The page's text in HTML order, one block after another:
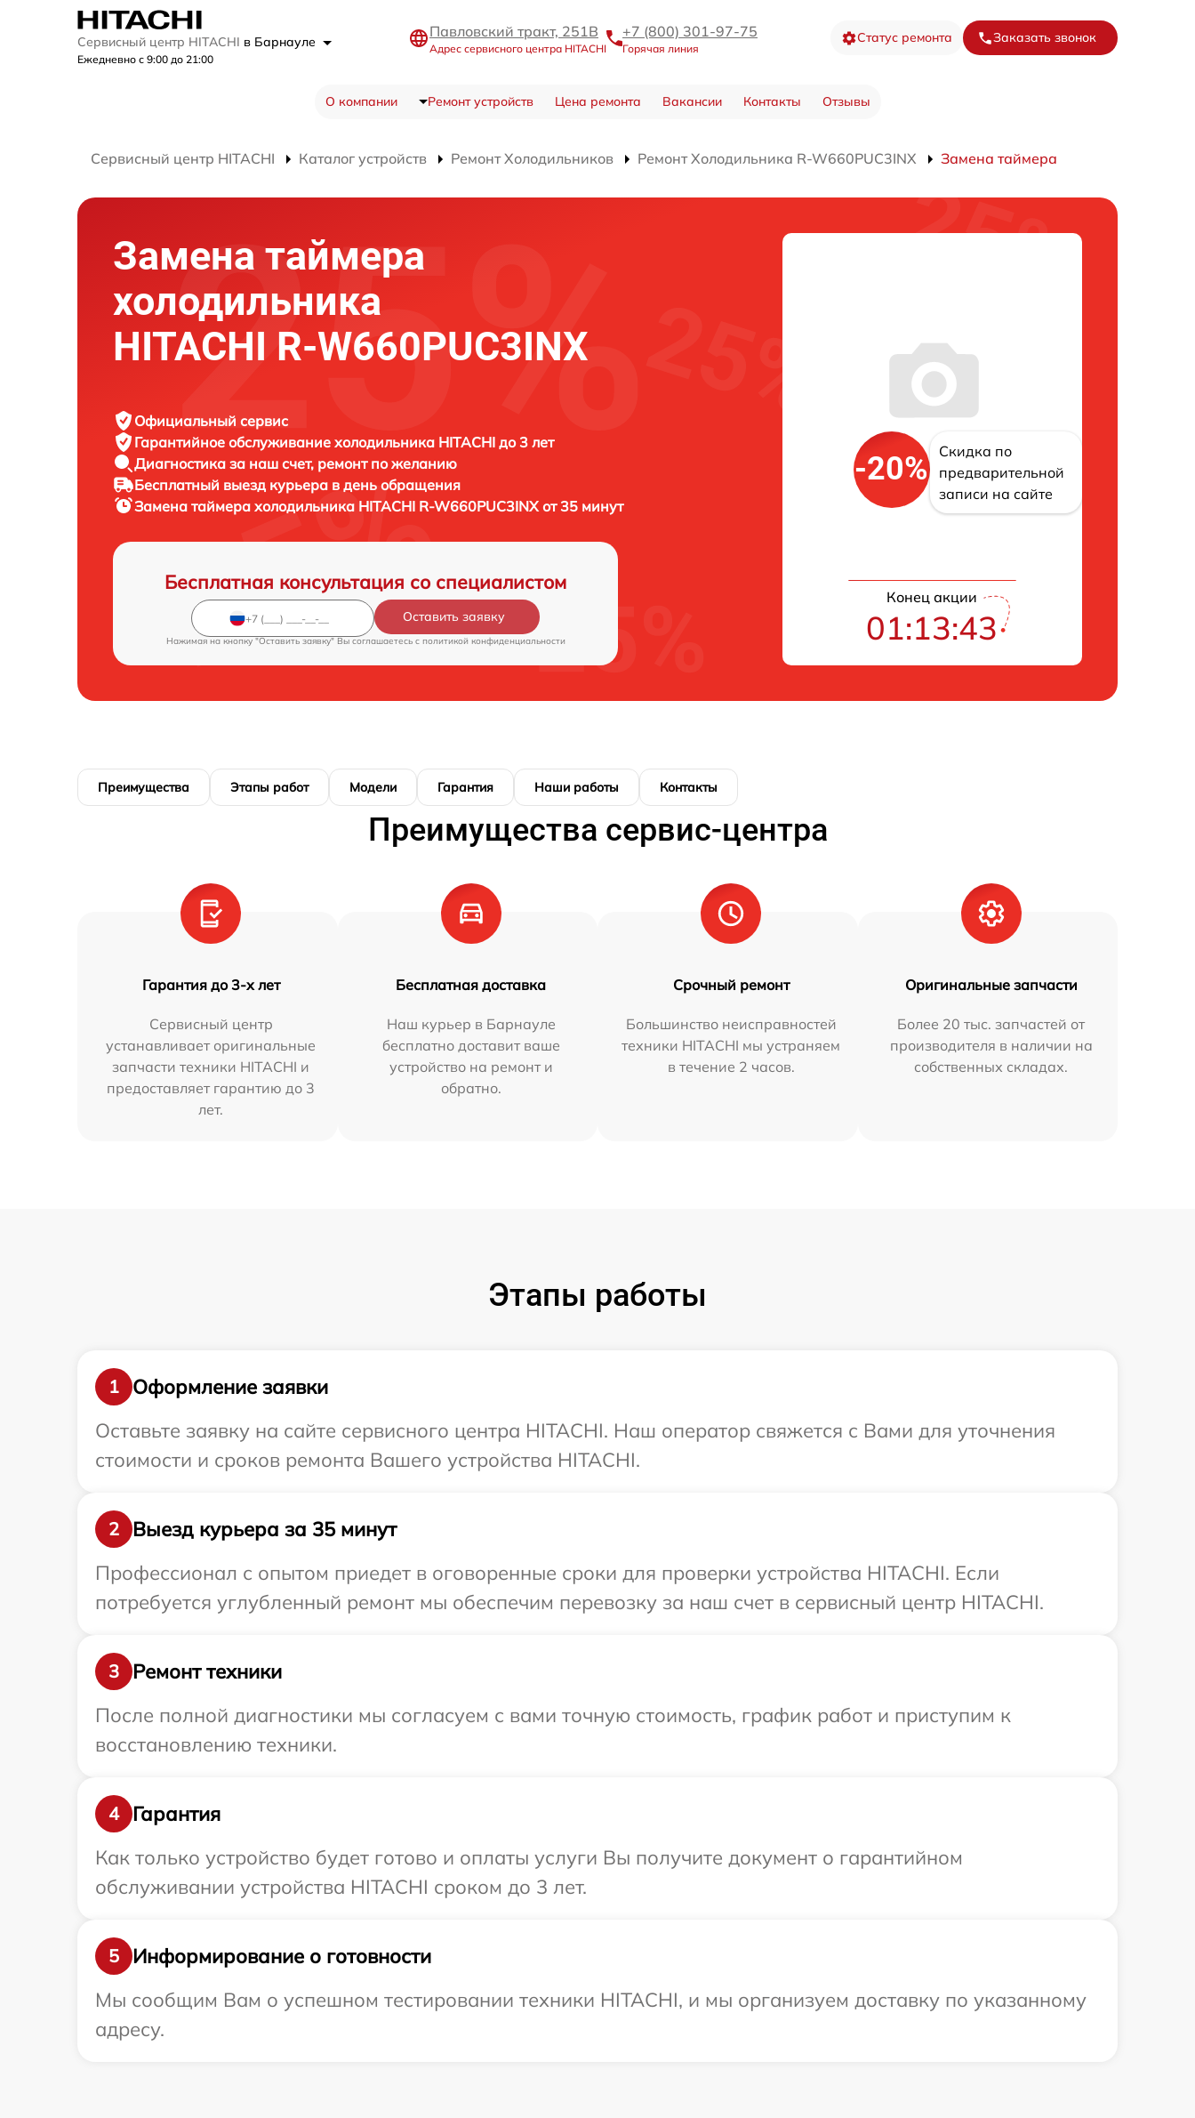
Сервисный центр HITACHI в Барнауле
Ежедневно с 9:00 до 21:00
Павловский тракт, 251В
Адрес сервисного центра HITACHI
+7 (800) 301-97-75
Горячая линия
Статус ремонта Заказать звонок
О компании Ремонт устройств Цена ремонта Вакансии Контакты Отзывы
Сервисный центр HITACHI Каталог устройств Ремонт Холодильников Ремонт Холодильника R-W660PUC3INX Замена таймера
Замена таймера
холодильника
HITACHI R-W660PUC3INX
Официальный сервис
Гарантийное обслуживание холодильника HITACHI до 3 лет
Диагностика за наш счет, ремонт по желанию
Бесплатный выезд курьера в день обращения
Замена таймера холодильника HITACHI R-W660PUC3INX от 35 минут
Бесплатная консультация со специалистом
Оставить заявку
Нажимая на кнопку "Оставить заявку" Вы соглашаетесь c политикой конфиденциальности
-20%
Скидка по
предварительной
записи на сайте
Конец акции
01:13:43
Преимущества Этапы работ Модели Гарантия Наши работы Контакты
Преимущества сервис-центра
Гарантия до 3-х лет
Сервисный центр
устанавливает оригинальные
запчасти техники HITACHI и
предоставляет гарантию до 3
лет.
Бесплатная доставка
Наш курьер в Барнауле
бесплатно доставит ваше
устройство на ремонт и
обратно.
Срочный ремонт
Большинство неисправностей
техники HITACHI мы устраняем
в течение 2 часов.
Оригинальные запчасти
Более 20 тыс. запчастей от
производителя в наличии на
собственных складах.
Этапы работы
1
Оформление заявки
Оставьте заявку на сайте сервисного центра HITACHI. Наш оператор свяжется с Вами для уточнения
стоимости и сроков ремонта Вашего устройства HITACHI.
2
Выезд курьера за 35 минут
Профессионал с опытом приедет в оговоренные сроки для проверки устройства HITACHI. Если
потребуется углубленный ремонт мы обеспечим перевозку за наш счет в сервисный центр HITACHI.
3
Ремонт техники
После полной диагностики мы согласуем с вами точную стоимость, график работ и приступим к
восстановлению техники.
4
Гарантия
Как только устройство будет готово и оплаты услуги Вы получите документ о гарантийном
обслуживании устройства HITACHI сроком до 3 лет.
5
Информирование о готовности
Мы сообщим Вам о успешном тестировании техники HITACHI, и мы организуем доставку по указанному
адресу.